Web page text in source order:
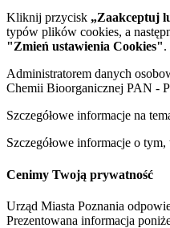
Kliknij przycisk „Zaakceptuj
typów plików cookies, a
"Zmień ustawienia Cookies".
Administratorem danych
Chemii Bioorganicznej PAN -
Szczegółowe informacje na
Szczegółowe informacje o
Cenimy Twoją prywatność
Urząd Miasta Poznania
Prezentowana informacja